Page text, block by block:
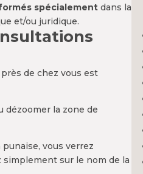
spécialement dans la
et/ou juridique.
de chez vous est
dézoomer la zone de
vous verrez
sur le nom de la